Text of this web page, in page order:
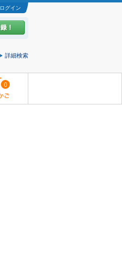
ログイン
詳細検索
0